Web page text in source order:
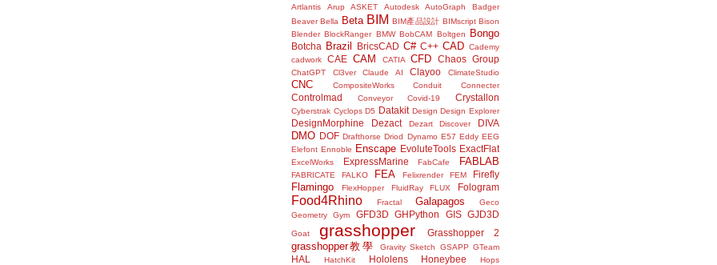
Artlantis Arup ASKET Autodesk AutoGraph
Badger
Beaver Bella Beta BIM BIM產品設計 BIMscript Bison
Blender BlockRanger BMW BobCAM Boltgen Bongo
Botcha Brazil BricsCAD C# C++ CAD Cademy
cadwork
CAE CAM CATIA CFD Chaos Group
ChatGPT Cl3ver Claude AI Clayoo ClimateStudio
CNC CompositeWorks Conduit Connecter
Controlmad Conveyor Covid-19 Crystallon
Cyberstrak Cyclops D5 Datakit Design Design Explorer
DesignMorphine Dezact Dezart Discover DIVA
DMO DOF Drafthorse Driod Dynamo E57 Eddy EEG
Elefont Ennoble Enscape EvoluteTools ExactFlat
ExcelWorks ExpressMarine FabCafe FABLAB
FABRICATE FALKO FEA Felixrender FEM Firefly
Flamingo FlexHopper FluidRay FLUX Fologram
Food4Rhino Fractal Galapagos
Geco
Geometry Gym
GFD3D GHPython GIS GJD3D
Goat grasshopper Grasshopper 2
grasshopper教學 Gravity Sketch GSAPP GTeam
HAL HatchKit Hololens Honeybee
Hops